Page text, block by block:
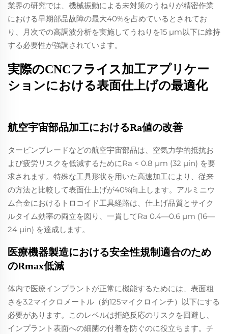
業界の研究では、機械振動による未対策のうねりが精密作業
における早期部品故障の最大40%を占めているとされてお
り、月次での高調波分析を実施してうねりを15 µm以下に維持
する必要性が強調されています。
実際のCNCフライス加工アプリケー
ションにおける表面仕上げの最適化
航空宇宙部品加工におけるRa値の改善
タービンブレードなどの航空宇宙部品は、空気力学的抵抗お
よび疲労リスクを低減するためにRa < 0.8 µm (32 µin) を要
求されます。特殊な工具形状を用いた高速加工により、従来
の方法と比較して表面仕上げが40%向上します。アルミニウ
ム合金におけるトロコイド工具経路は、仕上げ品質とサイク
ルタイム効率の両立を図り、一貫してRa 0.4—0.6 µm (16—
24 µin) を達成します。
医療機器製造における安全性規制適合のため
のRmax低減
体内で医療インプラントが正常に機能するためには、表面粗
さを3.2マイクロメートル（約125マイクロインチ）以下にする
必要があります。このレベルは拒絶反応のリスクを回避し、
インプラント表面への細菌の付着を防ぐのに役立ちます。チ